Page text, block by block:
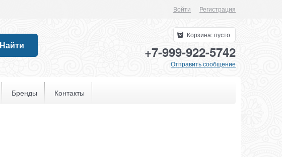
Войти Регистрация
Найти
Корзина:пусто
+7-999-922-5742
Отправить сообщение
Бренды Контакты